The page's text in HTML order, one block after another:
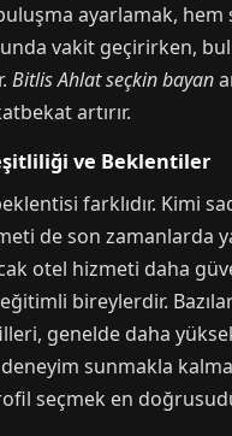
ayarlamak, hem
vakit geçirirken,
Bitlis Ahlat seçkin bayan
artırır.
ve Beklentiler
farklıdır. Kimi
de son zamanlarda
otel hizmeti daha
eğitimli bireylerdir.
genelde daha
sunmakla
seçmek en